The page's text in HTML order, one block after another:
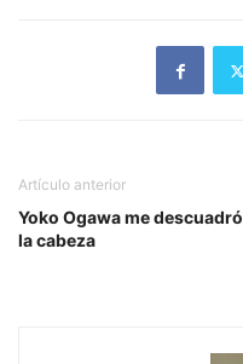
Artículo anterior
Yoko Ogawa me descuadró
la cabeza